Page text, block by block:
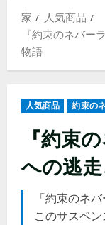
マ
リ
メ
ー
家
人気商品
『約束のネバー
物語
人気商品 約束の
『約束
への逃
「約束のネ
このサスペ